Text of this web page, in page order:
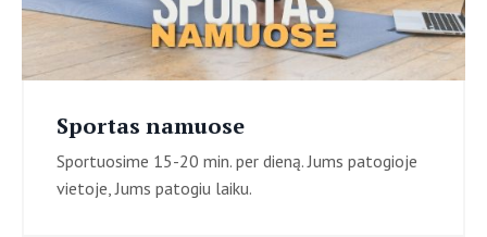
Sportas namuose
Sportuosime 15-20 min. per dieną. Jums patogioje
vietoje, Jums patogiu laiku.